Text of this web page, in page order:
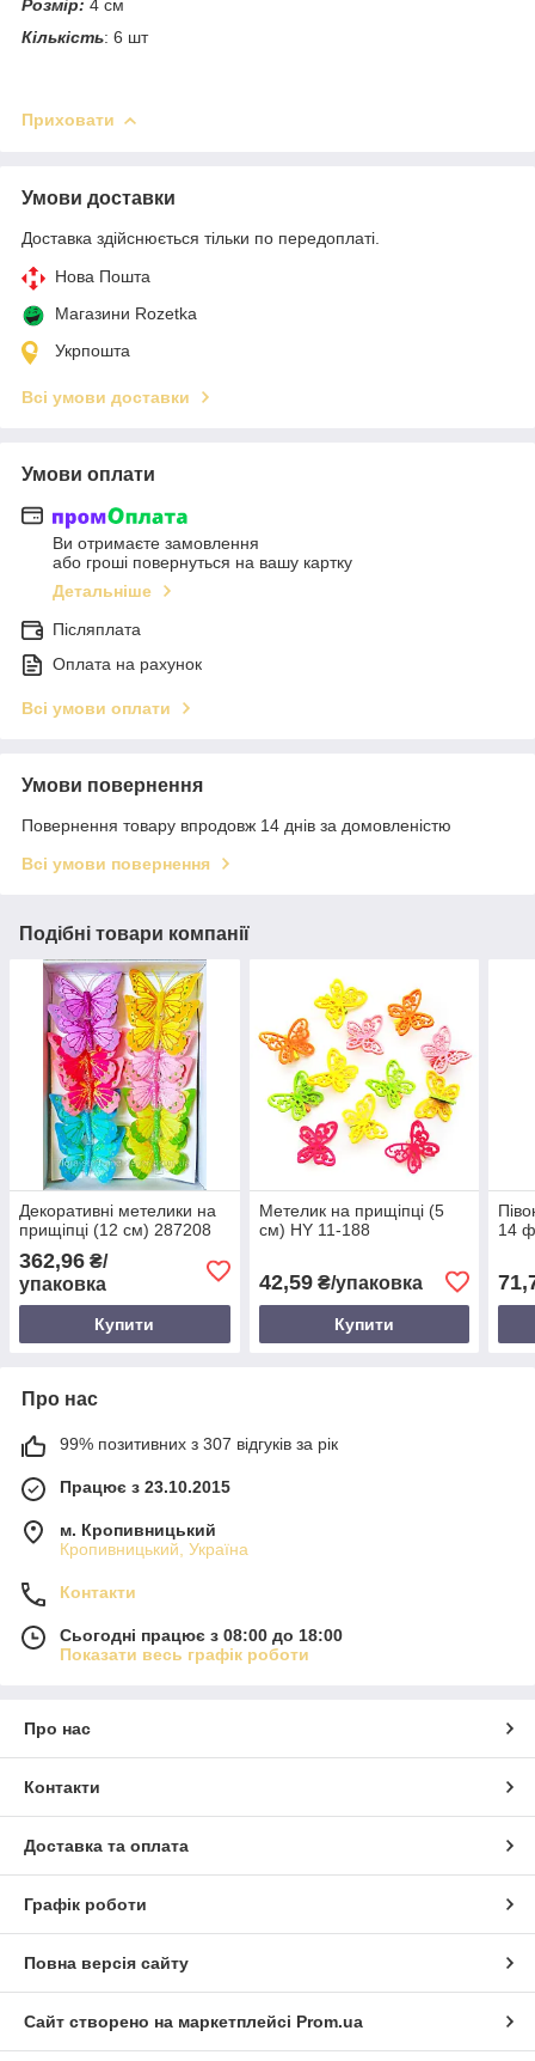
Розмір: 4 см
Кількість: 6 шт
Приховати
Умови доставки
Доставка здійснюється тільки по передоплаті.
Нова Пошта
Магазини Rozetka
Укрпошта
Всі умови доставки
Умови оплати
Ви отримаєте замовлення
або гроші повернуться на вашу картку
Детальніше
Післяплата
Оплата на рахунок
Всі умови оплати
Умови повернення
Повернення товару впродовж 14 днів за домовленістю
Всі умови повернення
Подібні товари компанії
Декоративні метелики на
прищіпці (12 см) 287208
362,96 ₴/
упаковка
Купити
Метелик на прищіпці (5
см) HY 11-188
42,59₴/упаковка
Купити
14
Про нас
99% позитивних з 307 відгуків за рік
Працює з 23.10.2015
м. Кропивницький
Кропивницький, Україна
Контакти
Сьогодні працює з 08:00 до 18:00
Показати весь графік роботи
Про нас
Контакти
Доставка та оплата
Графік роботи
Повна версія сайту
Сайт створено на маркетплейсі Prom.ua